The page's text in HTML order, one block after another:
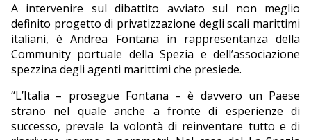
A intervenire sul dibattito avviato sul non meglio
definito progetto di privatizzazione degli scali marittimi
italiani, è Andrea Fontana in rappresentanza della
Community portuale della Spezia e dell’associazione
spezzina degli agenti marittimi che presiede.
“L’Italia – prosegue Fontana – è davvero un Paese
strano nel quale anche a fronte di esperienze di
successo, prevale la volontà di reinventare tutto e di